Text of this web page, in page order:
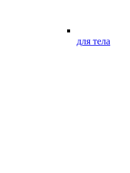
для тела